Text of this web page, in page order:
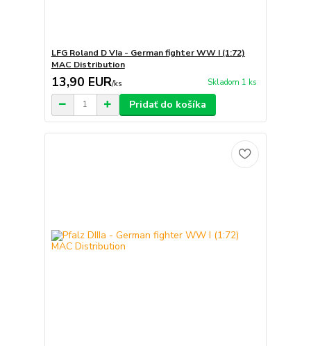
LFG Roland D VIa - German fighter WW I (1:72)
MAC Distribution
13,90 EUR/ks Skladom 1 ks
Pridať do košíka